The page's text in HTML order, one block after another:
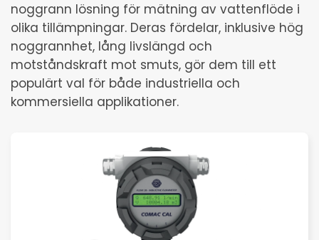
noggrann lösning för mätning av vattenflöde i
olika tillämpningar. Deras fördelar, inklusive hög
noggrannhet, lång livslängd och
motståndskraft mot smuts, gör dem till ett
populärt val för både industriella och
kommersiella applikationer.